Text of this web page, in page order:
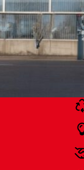
MEER VAN SPELT
Bedrijven
Klantportaal Werken
Contact